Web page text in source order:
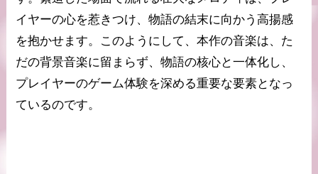
イヤーの心を惹きつけ、物語の結末に向かう高揚感
を抱かせます。このようにして、本作の音楽は、た
だの背景音楽に留まらず、物語の核心と一体化し、
プレイヤーのゲーム体験を深める重要な要素となっ
ているのです。